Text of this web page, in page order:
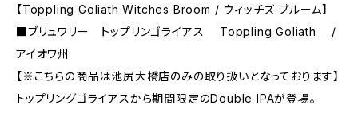
【Toppling Goliath Witches Broom / ウィッチズ ブルーム】
■ブリュワリー トップリンゴライアス Toppling Goliath /
アイオワ州
【※こちらの商品は池尻大橋店のみの取り扱いとなっております】
トップリングゴライアスから期間限定のDouble IPAが登場。